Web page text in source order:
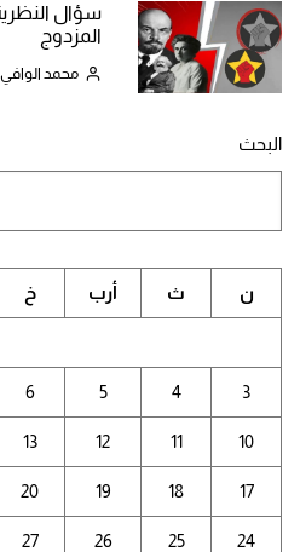
سؤال
المزدوج
محمد الوافي
البحث
ن ث أرب خ
3
4
5
6
10
11
12
13
17
18
19
20
24
25
26
27